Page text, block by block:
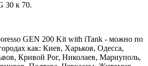
30 к 70.
GEN 200 Kit with iTank - можно по
как: Киев, Харьков, Одесса,
Кривой Рог, Николаев, Мариуполь,